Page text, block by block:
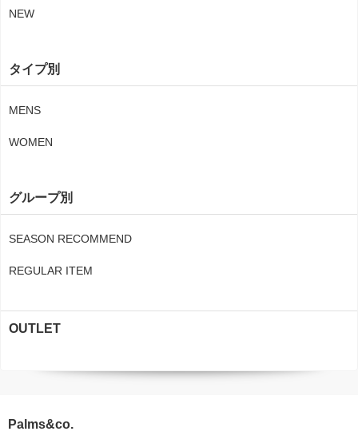
NEW
タイプ別
MENS
WOMEN
グループ別
SEASON RECOMMEND
REGULAR ITEM
OUTLET
Palms&co.